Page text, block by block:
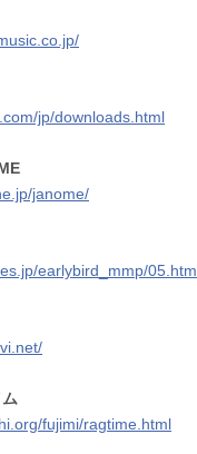
jp/downloads.html
janome/
earlybird_mmp/05.htm
fujimi/ragtime.html